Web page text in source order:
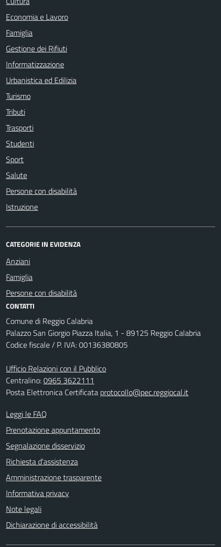
Economia e Lavoro
Famiglia
Gestione dei Rifiuti
Informatizzazione
Urbanistica ed Edilizia
Turismo
Tributi
Trasporti
Studenti
Sport
Salute
Persone con disabilità
Istruzione
CATEGORIE IN EVIDENZA
Anziani
Famiglia
Persone con disabilità
CONTATTI
Comune di Reggio Calabria
Palazzo San Giorgio Piazza Italia, 1 - 89125 Reggio Calabria
Codice fiscale / P. IVA: 00136380805
Ufficio Relazioni con il Pubblico
Centralino:0965 3622111
Posta Elettronica Certificata protocollo@pec.reggiocal.it
Leggi le FAQ
Prenotazione appuntamento
Segnalazione disservizio
Richiesta d'assistenza
Amministrazione trasparente
Informativa privacy
Note legali
Dichiarazione di accessibilità